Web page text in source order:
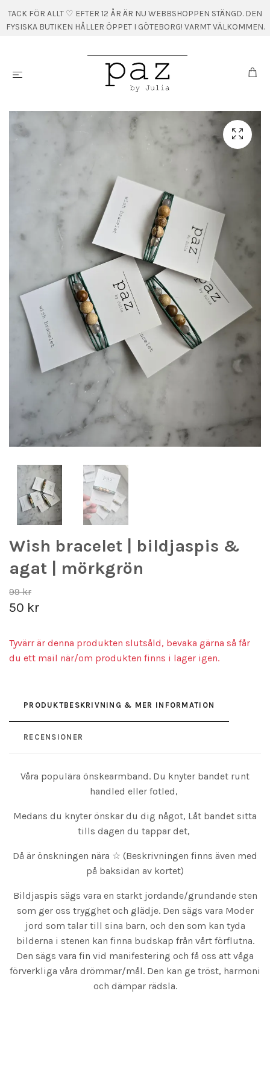
TACK FÖR ALLT ♡ EFTER 12 ÅR ÄR NU WEBBSHOPPEN STÄNGD. DEN
FYSISKA BUTIKEN HÅLLER ÖPPET I GÖTEBORG! VARMT VÄLKOMMEN.
Wish bracelet | bildjaspis &
agat | mörkgrön
99 kr
50 kr
Tyvärr är denna produkten slutsåld, bevaka gärna så får
du ett mail när/om produkten finns i lager igen.
PRODUKTBESKRIVNING & MER INFORMATION
RECENSIONER
Våra populära önskearmband. Du knyter bandet runt
handled eller fotled,
Medans du knyter önskar du dig något, Låt bandet sitta
tills dagen du tappar det,
Då är önskningen nära ☆ (Beskrivningen finns även med
på baksidan av kortet)
Bildjaspis sägs vara en starkt jordande/grundande sten
som ger oss trygghet och glädje. Den sägs vara Moder
jord som talar till sina barn, och den som kan tyda
bilderna i stenen kan finna budskap från vårt förflutna.
Den sägs vara fin vid manifestering och få oss att våga
förverkliga våra drömmar/mål. Den kan ge tröst, harmoni
och dämpar rädsla.